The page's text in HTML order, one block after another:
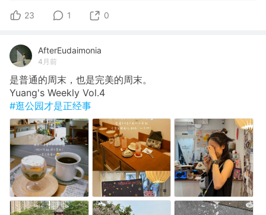
23 1 0
AfterEudaimonia
4月前
是普通的周末，也是完美的周末。
Yuang's Weekly Vol.4
#逛公园才是正经事